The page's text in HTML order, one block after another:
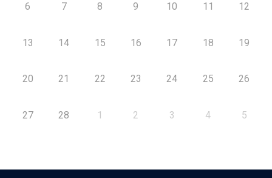
6 7 8 9 10 11 12
13 14 15 16 17 18 19
20 21 22 23 24 25 26
27 28 1 2 3 4 5